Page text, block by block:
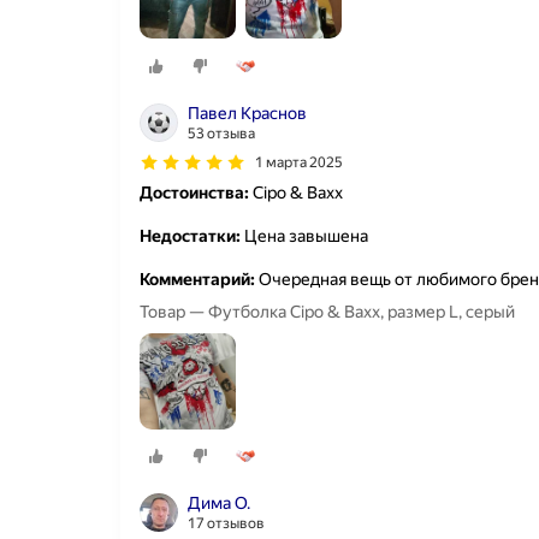
Павел Краснов
53 отзыва
1 марта 2025
Достоинства:Cipo & Baxx
Недостатки: Цена завышена
Комментарий:Очередная вещь от любимого
Товар — Футболка Cipo & Baxx, размер L, серый
Дима О.
17 отзывов